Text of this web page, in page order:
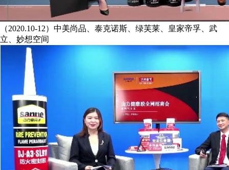
（2020.10-12）中美尚品、泰克诺斯、绿芙莱、皇家帝孚、武
立、妙想空间